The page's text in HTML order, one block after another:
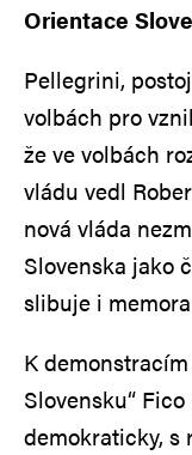
Orientace
Pellegrini,
volbách pro
že ve volbách
vládu vedl
nová vláda
Slovenska jako
slibuje i
K
Slovensku“
demokraticky, s